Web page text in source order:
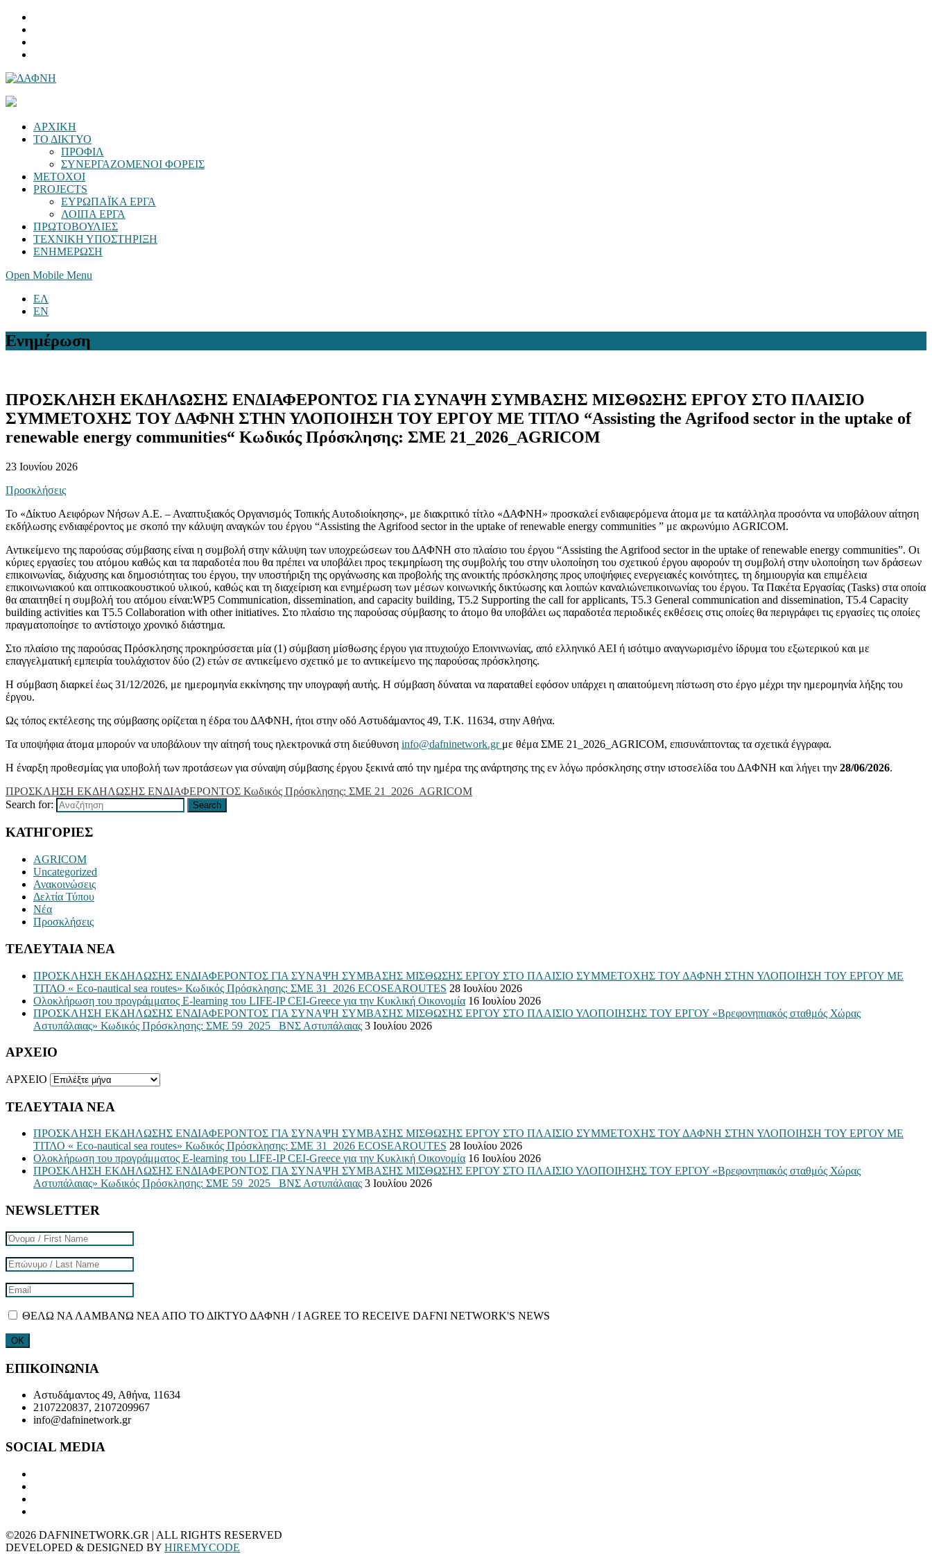
ΑΡΧΙΚΗ
ΤΟ ΔΙΚΤΥΟ
ΠΡΟΦΙΛ
ΣΥΝΕΡΓΑΖΟΜΕΝΟΙ ΦΟΡΕΙΣ
ΜΕΤΟΧΟΙ
PROJECTS
ΕΥΡΩΠΑΪΚΑ ΕΡΓΑ
ΛΟΙΠΑ ΕΡΓΑ
ΠΡΩΤΟΒΟΥΛΙΕΣ
ΤΕΧΝΙΚΗ ΥΠΟΣΤΗΡΙΞΗ
ΕΝΗΜΕΡΩΣΗ
Open Mobile Menu
ΕΛ
EN
Ενημέρωση
ΠΡΟΣΚΛΗΣΗ ΕΚΔΗΛΩΣΗΣ ΕΝΔΙΑΦΕΡΟΝΤΟΣ ΓΙΑ ΣΥΝΑΨΗ ΣΥΜΒΑΣΗΣ ΜΙΣΘΩΣΗΣ ΕΡΓΟΥ ΣΤΟ ΠΛΑΙΣΙΟ
ΣΥΜΜΕΤΟΧΗΣ ΤΟΥ ΔΑΦΝΗ ΣΤΗΝ ΥΛΟΠΟΙΗΣΗ ΤΟΥ ΕΡΓΟΥ ΜΕ ΤΙΤΛΟ “Assisting the Agrifood sector in the uptake of
renewable energy communities“ Κωδικός Πρόσκλησης: ΣΜΕ 21_2026_AGRICOM
23 Ιουνίου 2026
Προσκλήσεις
Το «Δίκτυο Αειφόρων Νήσων Α.Ε. – Αναπτυξιακός Οργανισμός Τοπικής Αυτοδιοίκησης», με διακριτικό τίτλο «ΔΑΦΝΗ» προσκαλεί ενδιαφερόμενα άτομα με τα κατάλληλα προσόντα να υποβάλουν αίτηση
εκδήλωσης ενδιαφέροντος με σκοπό την κάλυψη αναγκών του έργου “Assisting the Agrifood sector in the uptake of renewable energy communities ” με ακρωνύμιο AGRICOM.
Αντικείμενο της παρούσας σύμβασης είναι η συμβολή στην κάλυψη των υποχρεώσεων του ΔΑΦΝΗ στο πλαίσιο του έργου “Assisting the Agrifood sector in the uptake of renewable energy communities”. Οι
κύριες εργασίες του ατόμου καθώς και τα παραδοτέα που θα πρέπει να υποβάλει προς τεκμηρίωση της συμβολής του στην υλοποίηση του σχετικού έργου αφορούν τη συμβολή στην υλοποίηση των δράσεων
επικοινωνίας, διάχυσης και δημοσιότητας του έργου, την υποστήριξη της οργάνωσης και προβολής της ανοικτής πρόσκλησης προς υποψήφιες ενεργειακές κοινότητες, τη δημιουργία και επιμέλεια
επικοινωνιακού και οπτικοακουστικού υλικού, καθώς και τη διαχείριση και ενημέρωση των μέσων κοινωνικής δικτύωσης και λοιπών καναλιώνεπικοινωνίας του έργου. Τα Πακέτα Εργασίας (Tasks) στα οποία
θα απαιτηθεί η συμβολή του ατόμου είναι:WP5 Communication, dissemination, and capacity building, T5.2 Supporting the call for applicants, T5.3 General communication and dissemination, T5.4 Capacity
building activities και T5.5 Collaboration with other initiatives. Στο πλαίσιο της παρούσας σύμβασης το άτομο θα υποβάλει ως παραδοτέα περιοδικές εκθέσεις στις οποίες θα περιγράφει τις εργασίες τις οποίες
πραγματοποίησε το αντίστοιχο χρονικό διάστημα.
Στο πλαίσιο της παρούσας Πρόσκλησης προκηρύσσεται μία (1) σύμβαση μίσθωσης έργου για πτυχιούχο Εποινινωνίας, από ελληνικό ΑΕΙ ή ισότιμο αναγνωρισμένο ίδρυμα του εξωτερικού και με
επαγγελματική εμπειρία τουλάχιστον δύο (2) ετών σε αντικείμενο σχετικό με το αντικείμενο της παρούσας πρόσκλησης.
Η σύμβαση διαρκεί έως 31/12/2026, με ημερομηνία εκκίνησης την υπογραφή αυτής. Η σύμβαση δύναται να παραταθεί εφόσον υπάρχει η απαιτούμενη πίστωση στο έργο μέχρι την ημερομηνία λήξης του
έργου.
Ως τόπος εκτέλεσης της σύμβασης ορίζεται η έδρα του ΔΑΦΝΗ, ήτοι στην οδό Αστυδάμαντος 49, Τ.Κ. 11634, στην Αθήνα.
Τα υποψήφια άτομα μπορούν να υποβάλουν την αίτησή τους ηλεκτρονικά στη διεύθυνση info@dafninetwork.gr με θέμα ΣΜΕ 21_2026_AGRICOM, επισυνάπτοντας τα σχετικά έγγραφα.
Η έναρξη προθεσμίας για υποβολή των προτάσεων για σύναψη σύμβασης έργου ξεκινά από την ημέρα της ανάρτησης της εν λόγω πρόσκλησης στην ιστοσελίδα του ΔΑΦΝΗ και λήγει την 28/06/2026.
ΠΡΟΣΚΛΗΣΗ ΕΚΔΗΛΩΣΗΣ ΕΝΔΙΑΦΕΡΟΝΤΟΣ Κωδικός Πρόσκλησης: ΣΜΕ 21_2026_AGRICOM
Search for:
Search
ΚΑΤΗΓΟΡΙΕΣ
AGRICOM
Uncategorized
Ανακοινώσεις
Δελτία Τύπου
Νέα
Προσκλήσεις
ΤΕΛΕΥΤΑΙΑ ΝΕΑ
ΠΡΟΣΚΛΗΣΗ ΕΚΔΗΛΩΣΗΣ ΕΝΔΙΑΦΕΡΟΝΤΟΣ ΓΙΑ ΣΥΝΑΨΗ ΣΥΜΒΑΣΗΣ ΜΙΣΘΩΣΗΣ ΕΡΓΟΥ ΣΤΟ ΠΛΑΙΣΙΟ ΣΥΜΜΕΤΟΧΗΣ ΤΟΥ ΔΑΦΝΗ ΣΤΗΝ ΥΛΟΠΟΙΗΣΗ ΤΟΥ ΕΡΓΟΥ ΜΕ
ΤΙΤΛΟ « Eco-nautical sea routes» Κωδικός Πρόσκλησης: ΣΜΕ 31_2026 ECOSEAROUTES 28 Ιουλίου 2026
Ολοκλήρωση του προγράμματος E-learning του LIFE-IP CEI-Greece για την Κυκλική Οικονομία 16 Ιουλίου 2026
ΠΡΟΣΚΛΗΣΗ ΕΚΔΗΛΩΣΗΣ ΕΝΔΙΑΦΕΡΟΝΤΟΣ ΓΙΑ ΣΥΝΑΨΗ ΣΥΜΒΑΣΗΣ ΜΙΣΘΩΣΗΣ ΕΡΓΟΥ ΣΤΟ ΠΛΑΙΣΙΟ ΥΛΟΠΟΙΗΣΗΣ ΤΟΥ ΕΡΓΟΥ «Βρεφονηπιακός σταθμός Χώρας
Αστυπάλαιας» Κωδικός Πρόσκλησης: ΣΜΕ 59_2025_ ΒΝΣ Αστυπάλαιας 3 Ιουλίου 2026
ΑΡΧΕΙΟ
ΑΡΧΕΙΟ
ΤΕΛΕΥΤΑΙΑ ΝΕΑ
ΠΡΟΣΚΛΗΣΗ ΕΚΔΗΛΩΣΗΣ ΕΝΔΙΑΦΕΡΟΝΤΟΣ ΓΙΑ ΣΥΝΑΨΗ ΣΥΜΒΑΣΗΣ ΜΙΣΘΩΣΗΣ ΕΡΓΟΥ ΣΤΟ ΠΛΑΙΣΙΟ ΣΥΜΜΕΤΟΧΗΣ ΤΟΥ ΔΑΦΝΗ ΣΤΗΝ ΥΛΟΠΟΙΗΣΗ ΤΟΥ ΕΡΓΟΥ ΜΕ
ΤΙΤΛΟ « Eco-nautical sea routes» Κωδικός Πρόσκλησης: ΣΜΕ 31_2026 ECOSEAROUTES 28 Ιουλίου 2026
Ολοκλήρωση του προγράμματος E-learning του LIFE-IP CEI-Greece για την Κυκλική Οικονομία 16 Ιουλίου 2026
ΠΡΟΣΚΛΗΣΗ ΕΚΔΗΛΩΣΗΣ ΕΝΔΙΑΦΕΡΟΝΤΟΣ ΓΙΑ ΣΥΝΑΨΗ ΣΥΜΒΑΣΗΣ ΜΙΣΘΩΣΗΣ ΕΡΓΟΥ ΣΤΟ ΠΛΑΙΣΙΟ ΥΛΟΠΟΙΗΣΗΣ ΤΟΥ ΕΡΓΟΥ «Βρεφονηπιακός σταθμός Χώρας
Αστυπάλαιας» Κωδικός Πρόσκλησης: ΣΜΕ 59_2025_ ΒΝΣ Αστυπάλαιας 3 Ιουλίου 2026
NEWSLETTER
ΘΕΛΩ ΝΑ ΛΑΜΒΑΝΩ ΝΕΑ ΑΠΟ ΤΟ ΔΙΚΤΥΟ ΔΑΦΝΗ / I AGREE TO RECEIVE DAFNI NETWORK'S NEWS
ΕΠΙΚΟΙΝΩΝΙΑ
Αστυδάμαντος 49, Αθήνα, 11634
2107220837, 2107209967
info@dafninetwork.gr
SOCIAL MEDIA
©2026 DAFNINETWORK.GR | ALL RIGHTS RESERVED
DEVELOPED & DESIGNED BY HIREMYCODE